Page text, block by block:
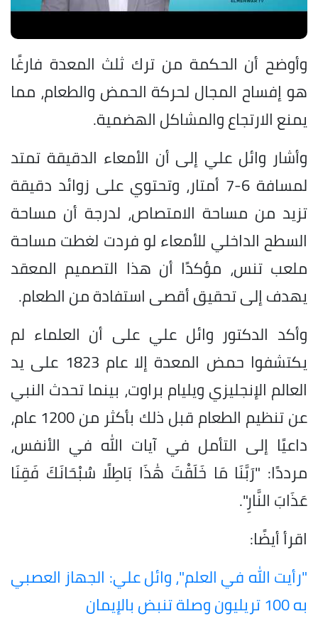
وأوضح أن الحكمة من ترك ثلث المعدة فارغًا
هو إفساح المجال لحركة الحمض والطعام، مما
يمنع الارتجاع والمشاكل الهضمية.
وأشار وائل علي إلى أن الأمعاء الدقيقة تمتد
لمسافة 6-7 أمتار، وتحتوي على زوائد دقيقة
تزيد من مساحة الامتصاص، لدرجة أن مساحة
السطح الداخلي للأمعاء لو فردت لغطت مساحة
ملعب تنس، مؤكدًا أن هذا التصميم المعقد
يهدف إلى تحقيق أقصى استفادة من الطعام.
وأكد الدكتور وائل علي على أن العلماء لم
يكتشفوا حمض المعدة إلا عام 1823 على يد
العالم الإنجليزي ويليام براوت، بينما تحدث النبي
عن تنظيم الطعام قبل ذلك بأكثر من 1200 عام،
داعيًا إلى التأمل في آيات الله في الأنفس،
مرددًا: "رَبَّنَا مَا خَلَقْتَ هَٰذَا بَاطِلًا سُبْحَانَكَ فَقِنَا
عَذَابَ النَّارِ".
اقرأ أيضًا:
"رأيت الله في العلم"، وائل علي: الجهاز العصبي
به 100 تريليون وصلة تنبض بالإيمان